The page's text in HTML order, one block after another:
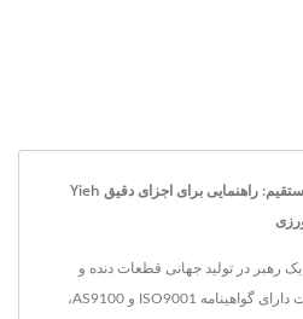
حداکثر کردن کارایی با دنده‌های مستقیم: راهنمایی برای اجزای دقیق Yieh
Yieh Chen Machinery Co., Ltd. یک رهبر در تولید جهانی قطعات دنده و
انتقال با دقت بالا است. این شرکت دارای گواهینامه ISO9001 و AS9100،